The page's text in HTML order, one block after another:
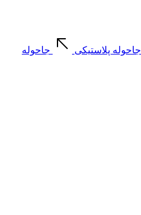
جاحوله پلاستیکی جاحوله